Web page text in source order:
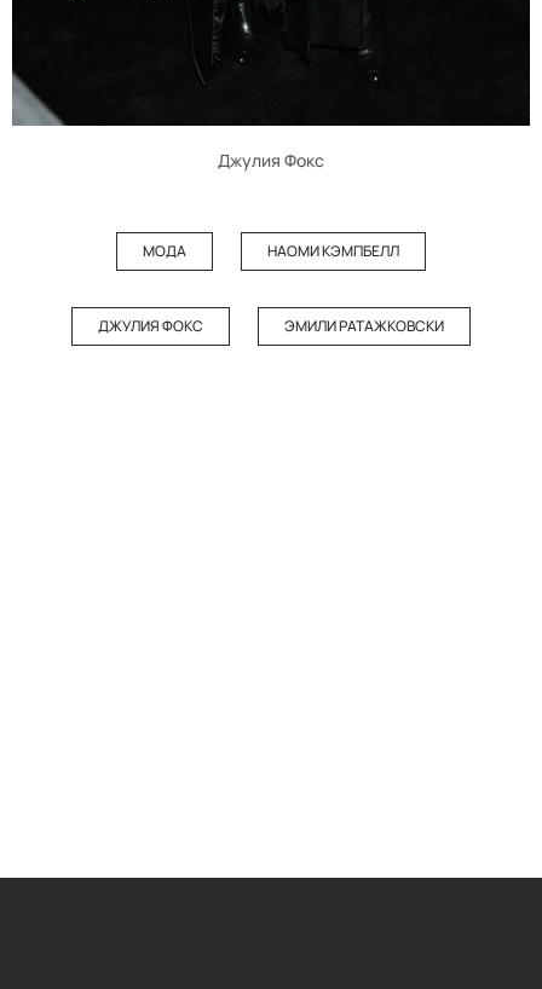
Джулия Фокс
МОДА НАОМИ КЭМПБЕЛЛ
ДЖУЛИЯ ФОКС ЭМИЛИ РАТАЖКОВСКИ